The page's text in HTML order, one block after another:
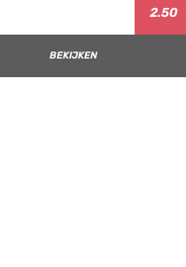
2.50
BEKIJKEN